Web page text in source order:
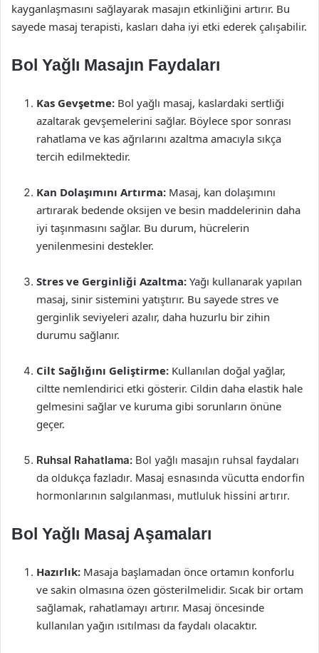
kayganlaşmasını sağlayarak masajın etkinliğini artırır. Bu
sayede masaj terapisti, kasları daha iyi etki ederek çalışabilir.
Bol Yağlı Masajın Faydaları
Kas Gevşetme: Bol yağlı masaj, kaslardaki sertliği
azaltarak gevşemelerini sağlar. Böylece spor sonrası
rahatlama ve kas ağrılarını azaltma amacıyla sıkça
tercih edilmektedir.
Kan Dolaşımını Artırma: Masaj, kan dolaşımını
artırarak bedende oksijen ve besin maddelerinin daha
iyi taşınmasını sağlar. Bu durum, hücrelerin
yenilenmesini destekler.
Stres ve Gerginliği Azaltma: Yağı kullanarak yapılan
masaj, sinir sistemini yatıştırır. Bu sayede stres ve
gerginlik seviyeleri azalır, daha huzurlu bir zihin
durumu sağlanır.
Cilt Sağlığını Geliştirme: Kullanılan doğal yağlar,
ciltte nemlendirici etki gösterir. Cildin daha elastik hale
gelmesini sağlar ve kuruma gibi sorunların önüne
geçer.
Ruhsal Rahatlama: Bol yağlı masajın ruhsal faydaları
da oldukça fazladır. Masaj esnasında vücutta endorfin
hormonlarının salgılanması, mutluluk hissini artırır.
Bol Yağlı Masaj Aşamaları
Hazırlık: Masaja başlamadan önce ortamın konforlu
ve sakin olmasına özen gösterilmelidir. Sıcak bir ortam
sağlamak, rahatlamayı artırır. Masaj öncesinde
kullanılan yağın ısıtılması da faydalı olacaktır.